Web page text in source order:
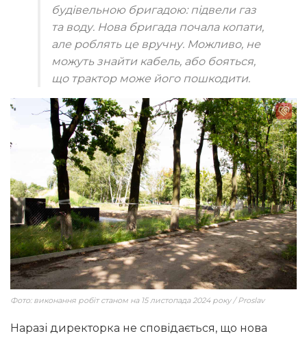
будівельною бригадою: підвели газ
та воду. Нова бригада почала копати,
але роблять це вручну. Можливо, не
можуть знайти кабель, або бояться,
що трактор може його пошкодити.
Фото: виконання робіт станом на 15 листопада 2024 року / Proslav
Наразі директорка не сповідається, що нова